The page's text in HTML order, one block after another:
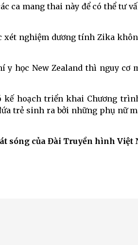
ca mang thai này để có thể tư
xét nghiệm dương tính Zika
y học New Zealand thì nguy cơ
kế hoạch triển khai Chương
trẻ sinh ra bởi những phụ nữ
sóng của Đài Truyền hình Việt